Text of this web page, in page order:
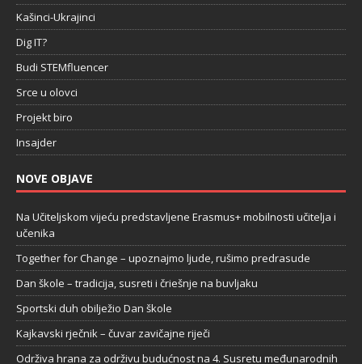
Kašinci-Ukrajinci
Dig IT?
Budi STEMfluencer
Srce u olovci
Projekt biro
Insajder
NOVE OBJAVE
Na Učiteljskom vijeću predstavljene Erasmus+ mobilnosti učitelja i
učenika
Together for Change – upoznajmo ljude, rušimo predrasude
Dan škole – tradicija, susreti i čriešnje na buvljaku
Sportski duh obilježio Dan škole
Kajkavski rječnik – čuvar zavičajne riječi
Održiva hrana za održivu budućnost na 4. Susretu međunarodnih